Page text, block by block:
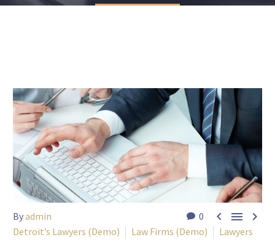
0   
Byadmin
Detroit’s Lawyers (Demo)
Law Firms (Demo)
Lawyers